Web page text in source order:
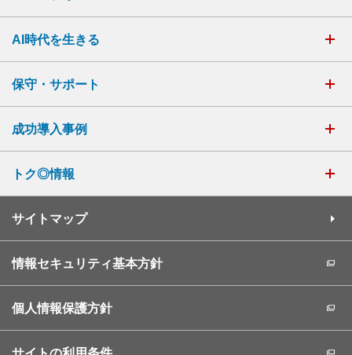
AI時代を生きる
保守・サポート
成功導入事例
トク◎情報
サイトマップ
情報セキュリティ基本方針
個人情報保護方針